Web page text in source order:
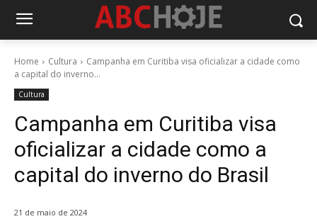
Home Cultura
Campanha em Curitiba visa oficializar a cidade como
a capital do inverno...
Cultura
Campanha em Curitiba visa
oficializar a cidade como a
capital do inverno do Brasil
21 de maio de 2024